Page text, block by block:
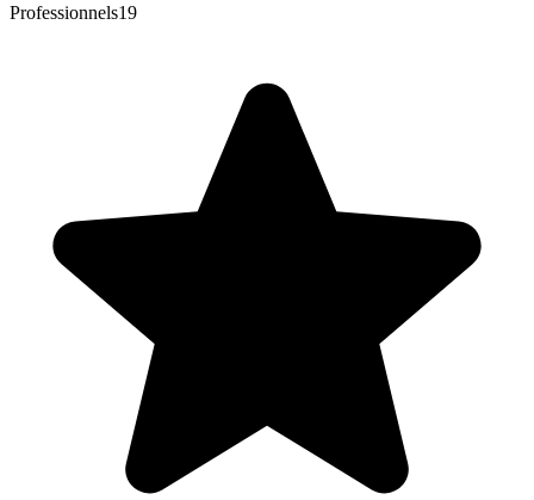
Professionnels19